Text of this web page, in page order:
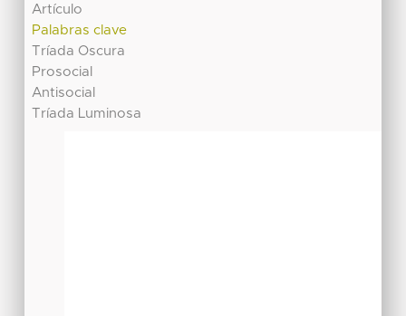
Artículo
Palabras clave
Tríada Oscura
Prosocial
Antisocial
Tríada Luminosa